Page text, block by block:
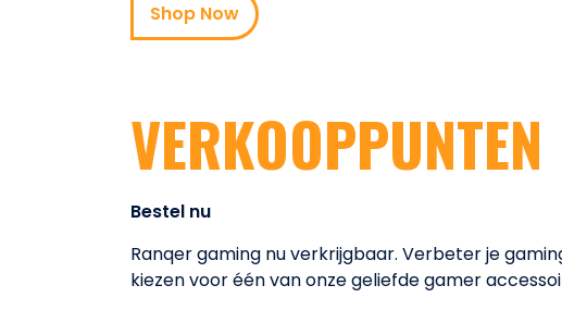
Shop Now
VERKOOPPUNTEN
Bestel nu
Ranqer gaming nu verkrijgbaar. Verbeter je
kiezen voor één van onze geliefde gamer